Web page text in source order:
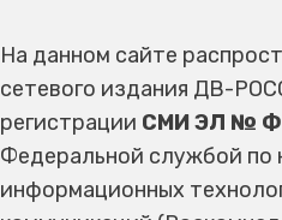
На данном сайте
сетевого издания ДВ-
регистрации СМИ ЭЛ №
Федеральной службой по
информационных